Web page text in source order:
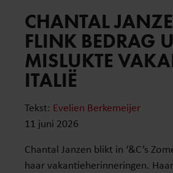
CHANTAL
FLINK BEDRAG
MISLUKTE
ITALIË
Tekst: Evelien Berkemeijer
11 juni 2026
Chantal Janzen blikt in ‘&C’s
haar vakantieherinneringen.